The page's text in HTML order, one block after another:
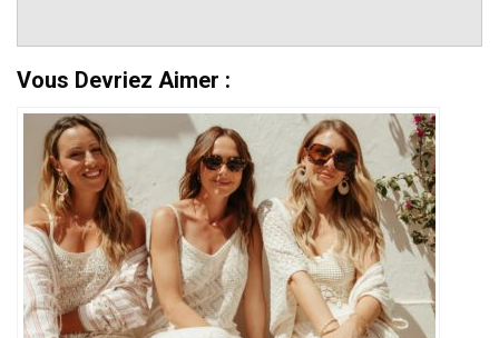
Vous Devriez Aimer :